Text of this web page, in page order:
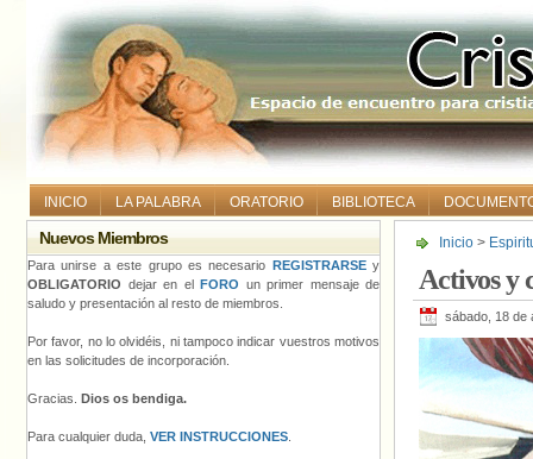
INICIO LA PALABRA ORATORIO BIBLIOTECA
Inicio >
Activos y
sábado, 18 de
Nuevos Miembros
Para unirse a este grupo es necesario REGISTRARSEy
OBLIGATORIO dejar en el FORO un primer mensaje de
saludo y presentación al resto de miembros.
Por favor, no lo olvidéis, ni tampoco indicar vuestros motivos
en las solicitudes de incorporación.
Gracias. Dios os bendiga.
Para cualquier duda, VER INSTRUCCIONES